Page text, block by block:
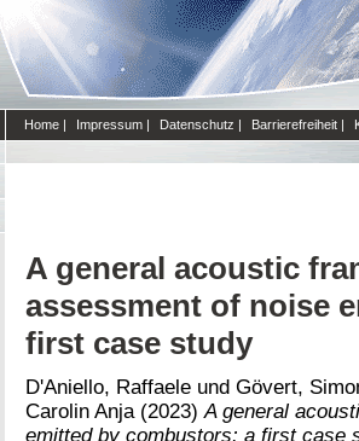
Home | Impressum | Datenschutz | Barrierefreiheit |
A general acoustic
assessment of noise
first case study
D'Aniello, Raffaele und Gövert,
Carolin Anja (2023) A general
emitted by combustors: a first case